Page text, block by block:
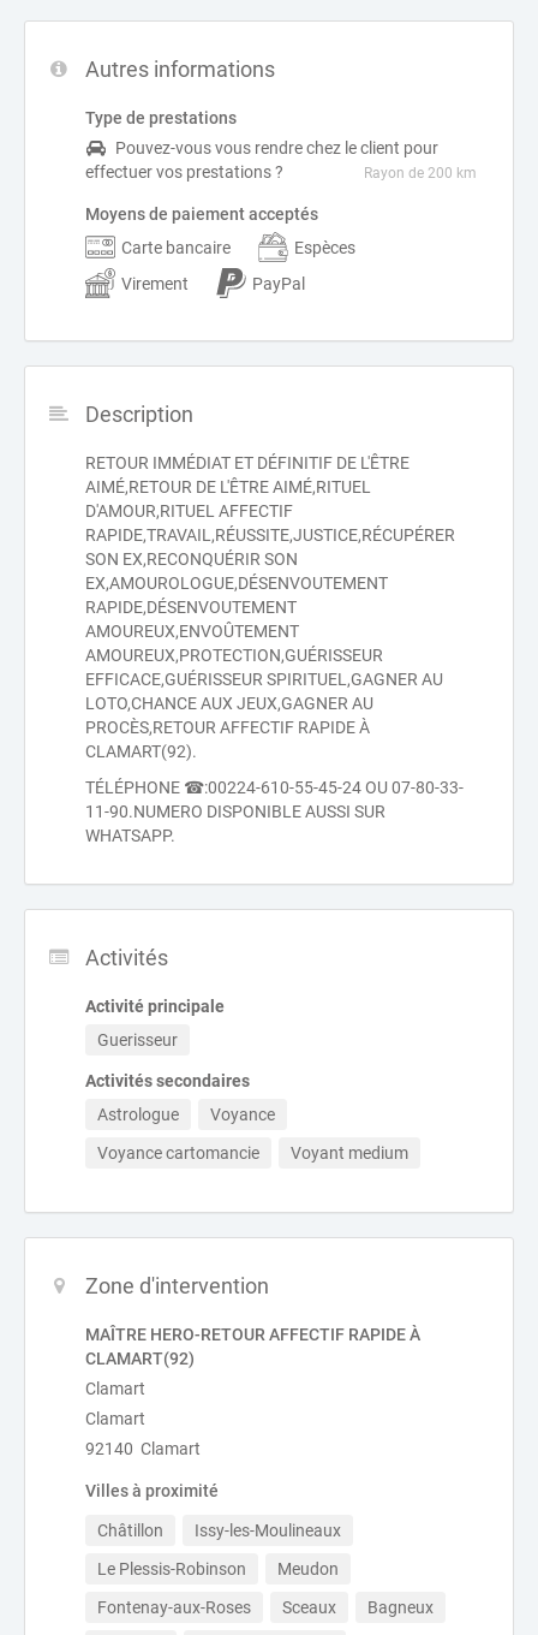
Autres informations
Type de prestations
Pouvez-vous vous rendre chez le client pour
effectuer vos prestations ?
Rayon de 200 km
Moyens de paiement acceptés
Carte bancaire
Espèces
Virement
PayPal
Description
RETOUR IMMÉDIAT ET DÉFINITIF DE L'ÊTRE
AIMÉ,RETOUR DE L'ÊTRE AIMÉ,RITUEL
D'AMOUR,RITUEL AFFECTIF
RAPIDE,TRAVAIL,RÉUSSITE,JUSTICE,RÉCUPÉRER
SON EX,RECONQUÉRIR SON
EX,AMOUROLOGUE,DÉSENVOUTEMENT
RAPIDE,DÉSENVOUTEMENT
AMOUREUX,ENVOÛTEMENT
AMOUREUX,PROTECTION,GUÉRISSEUR
EFFICACE,GUÉRISSEUR SPIRITUEL,GAGNER AU
LOTO,CHANCE AUX JEUX,GAGNER AU
PROCÈS,RETOUR AFFECTIF RAPIDE À
CLAMART(92).
TÉLÉPHONE ☎:00224-610-55-45-24 OU 07-80-33-
11-90.NUMERO DISPONIBLE AUSSI SUR
WHATSAPP.
Activités
Activité principale
Guerisseur
Activités secondaires
Astrologue
Voyance
Voyance cartomancie
Voyant medium
Zone d'intervention
MAÎTRE HERO-RETOUR AFFECTIF RAPIDE À
CLAMART(92)
Clamart
Clamart
92140 Clamart
Villes à proximité
Châtillon
Issy-les-Moulineaux
Le Plessis-Robinson
Meudon
Fontenay-aux-Roses
Sceaux Bagneux